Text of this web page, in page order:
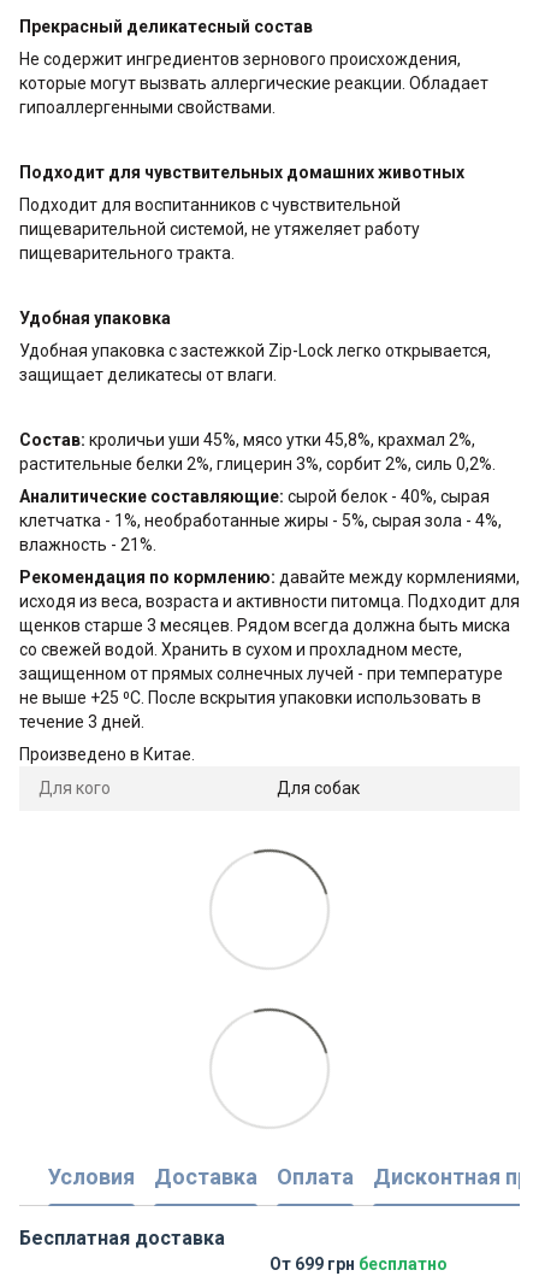
Прекрасный деликатесный состав
Не содержит ингредиентов зернового происхождения,
которые могут вызвать аллергические реакции. Обладает
гипоаллергенными свойствами.
Подходит для чувствительных домашних животных
Подходит для воспитанников с чувствительной
пищеварительной системой, не утяжеляет работу
пищеварительного тракта.
Удобная упаковка
Удобная упаковка с застежкой Zip-Lock легко открывается,
защищает деликатесы от влаги.
Состав: кроличьи уши 45%, мясо утки 45,8%, крахмал 2%,
растительные белки 2%, глицерин 3%, сорбит 2%, cиль 0,2%.
Аналитические составляющие: сырой белок - 40%, сырая
клетчатка - 1%, необработанные жиры - 5%, сырая зола - 4%,
влажность - 21%.
Рекомендация по кормлению: давайте между кормлениями,
исходя из веса, возраста и активности питомца. Подходит для
щенков старше 3 месяцев. Рядом всегда должна быть миска
со свежей водой. Хранить в сухом и прохладном месте,
защищенном от прямых солнечных лучей - при температуре
не выше +25 ⁰C. После вскрытия упаковки использовать в
течение 3 дней.
Произведено в Китае.
Для кого
Для собак
Условия Доставка Оплата Дисконтная
Бесплатная доставка
От 699 грн бесплатно